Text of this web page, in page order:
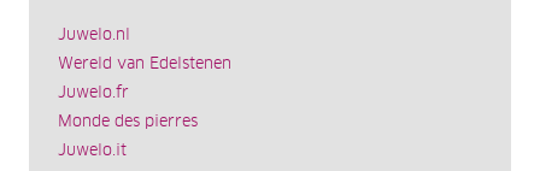
Juwelo.nl
Wereld van Edelstenen
Juwelo.fr
Monde des pierres
Juwelo.it